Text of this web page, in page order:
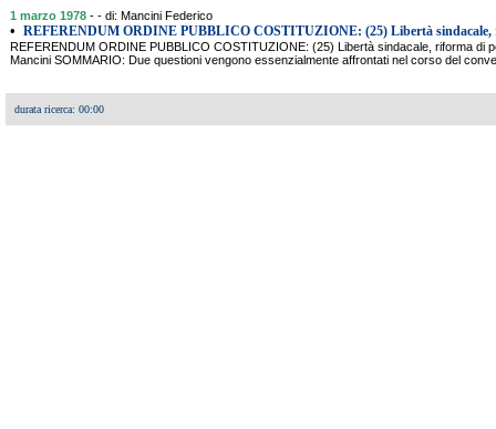
1 marzo 1978 - - di: Mancini Federico
• REFERENDUM ORDINE PUBBLICO COSTITUZIONE: (25) Libertà sindacale,
REFERENDUM ORDINE PUBBLICO COSTITUZIONE: (25) Libertà sindacale, riforma di
Mancini SOMMARIO: Due questioni vengono essenzialmente affrontati nel corso del
durata ricerca: 00:00